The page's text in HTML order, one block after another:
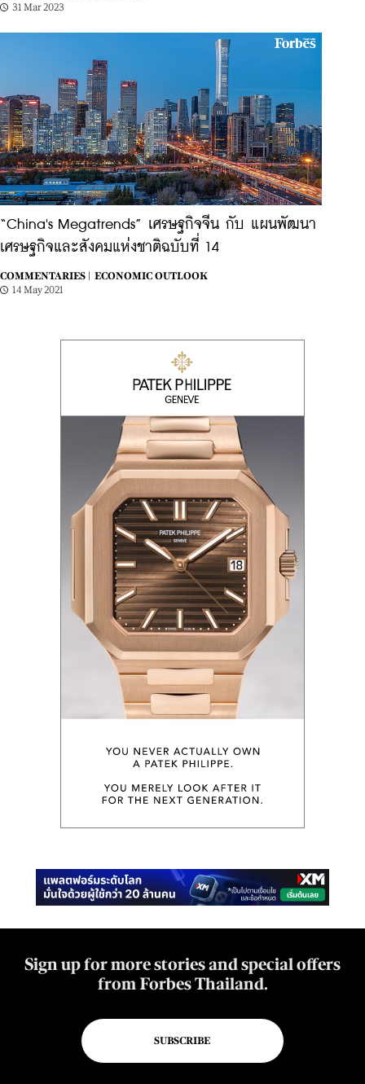
31 Mar 2023
“China's Megatrends” เศรษฐกิจจีน กับ แผนพัฒนา
เศรษฐกิจและสังคมแห่งชาติฉบับที่ 14
COMMENTARIES |
ECONOMIC OUTLOOK
14 May 2021
Sign up for more stories and special offers
from Forbes Thailand.
SUBSCRIBE